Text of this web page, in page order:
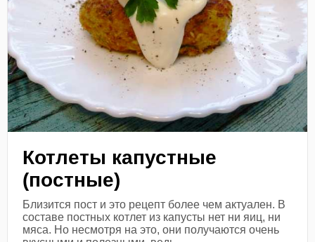
Котлеты капустные
(постные)
Близится пост и это рецепт более чем актуален. В
составе постных котлет из капусты нет ни яиц, ни
мяса. Но несмотря на это, они получаются очень